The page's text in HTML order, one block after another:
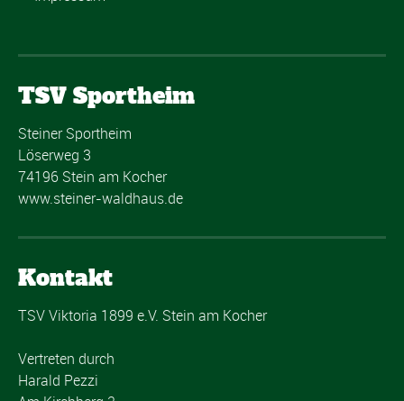
TSV Sportheim
Steiner Sportheim
Löserweg 3
74196 Stein am Kocher
www.steiner-waldhaus.de
Kontakt
TSV Viktoria 1899 e.V. Stein am Kocher
Vertreten durch
Harald Pezzi